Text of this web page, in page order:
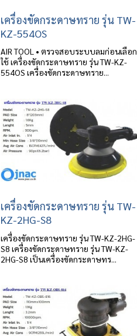
เครื่องขัดกระดาษทราย รุ่น TW-
KZ-554OS
AIR TOOL • ตรวจสอบระบบลมก่อนเลือก
ใช้ เครื่องขัดกระดาษทราย รุ่น TW-KZ-
554OS เครื่องขัดกระดาษทราย...
เครื่องขัดกระดาษทราย รุ่น TW-
KZ-2HG-S8
เครื่องขัดกระดาษทราย รุ่น TW-KZ-2HG-
S8 เครื่องขัดกระดาษทราย รุ่น TW-KZ-
2HG-S8 เป็นเครื่องขัดกระดาษทร...